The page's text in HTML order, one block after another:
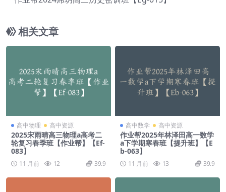
相关文章
高中物理 高中资源
2025宋雨晴高三物理a高考二
轮复习春季班【作业帮】【Ef-
083】
11 月前 12 39.9
高中数学 高中资源
作业帮2025年林泽田高一数学
a下学期寒春班【提升班】【E
b-063】
11 月前 13 39.9